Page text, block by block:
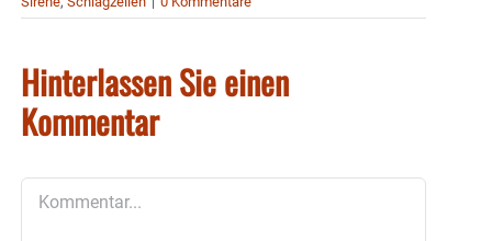
Hinterlassen Sie einen
Kommentar